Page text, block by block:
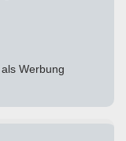
Werbung